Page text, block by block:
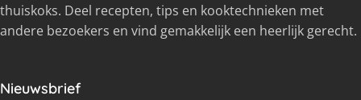
thuiskoks. Deel recepten, tips en kooktechnieken met
andere bezoekers en vind gemakkelijk een heerlijk gerecht.
Nieuwsbrief